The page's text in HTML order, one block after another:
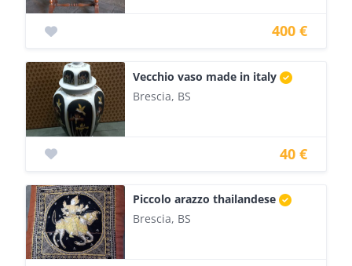
400 €
Vecchio vaso made in italy
Brescia, BS
40 €
Piccolo arazzo thailandese
Brescia, BS